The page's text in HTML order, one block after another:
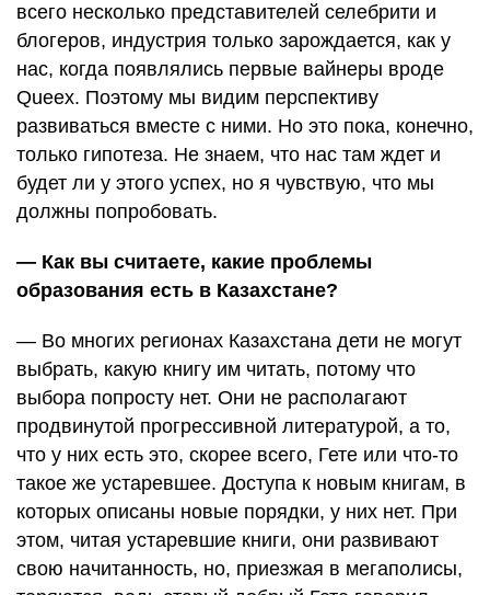
всего несколько представителей селебрити и
блогеров, индустрия только зарождается, как у
нас, когда появлялись первые вайнеры вроде
Queex. Поэтому мы видим перспективу
развиваться вместе с ними. Но это пока, конечно,
только гипотеза. Не знаем, что нас там ждет и
будет ли у этого успех, но я чувствую, что мы
должны попробовать.
— Как вы считаете, какие проблемы
образования есть в Казахстане?
— Во многих регионах Казахстана дети не могут
выбрать, какую книгу им читать, потому что
выбора попросту нет. Они не располагают
продвинутой прогрессивной литературой, а то,
что у них есть это, скорее всего, Гете или что-то
такое же устаревшее. Доступа к новым книгам, в
которых описаны новые порядки, у них нет. При
этом, читая устаревшие книги, они развивают
свою начитанность, но, приезжая в мегаполисы,